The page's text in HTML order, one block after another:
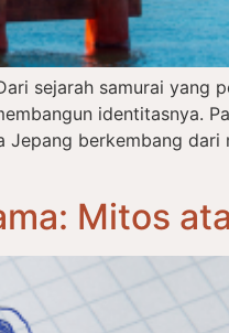
sejarah samurai yang
identitasnya.
berkembang dari
Mitos